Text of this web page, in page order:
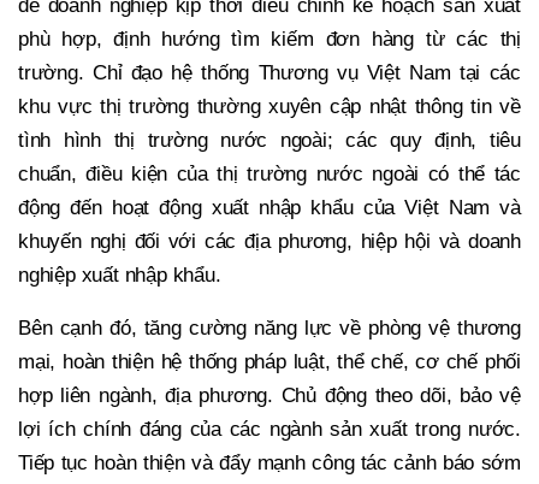
để doanh nghiệp kịp thời điều chỉnh kế hoạch sản xuất
phù hợp, định hướng tìm kiếm đơn hàng từ các thị
trường. Chỉ đạo hệ thống Thương vụ Việt Nam tại các
khu vực thị trường thường xuyên cập nhật thông tin về
tình hình thị trường nước ngoài; các quy định, tiêu
chuẩn, điều kiện của thị trường nước ngoài có thể tác
động đến hoạt động xuất nhập khẩu của Việt Nam và
khuyến nghị đối với các địa phương, hiệp hội và doanh
nghiệp xuất nhập khẩu.
Bên cạnh đó, tăng cường năng lực về phòng vệ thương
mại, hoàn thiện hệ thống pháp luật, thể chế, cơ chế phối
hợp liên ngành, địa phương. Chủ động theo dõi, bảo vệ
lợi ích chính đáng của các ngành sản xuất trong nước.
Tiếp tục hoàn thiện và đẩy mạnh công tác cảnh báo sớm